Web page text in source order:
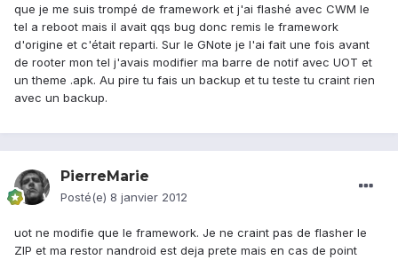
que je me suis trompé de framework et j'ai flashé avec CWM le
tel a reboot mais il avait qqs bug donc remis le framework
d'origine et c'était reparti. Sur le GNote je l'ai fait une fois avant
de rooter mon tel j'avais modifier ma barre de notif avec UOT et
un theme .apk. Au pire tu fais un backup et tu teste tu craint rien
avec un backup.
PierreMarie
Posté(e) 8 janvier 2012
uot ne modifie que le framework. Je ne craint pas de flasher le
ZIP et ma restor nandroid est deja prete mais en cas de point